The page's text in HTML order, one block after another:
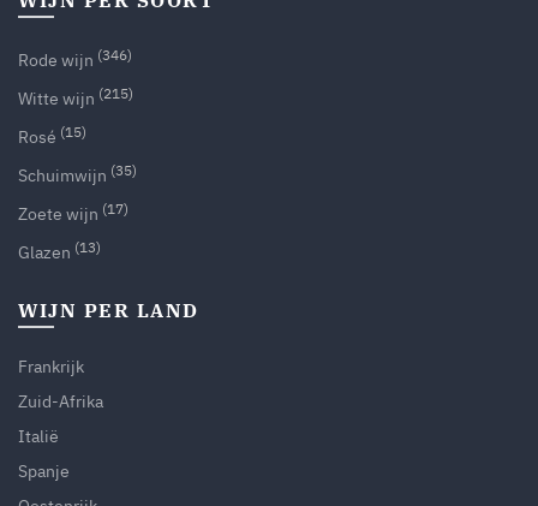
Rode wijn (346)
Witte wijn (215)
Rosé (15)
Schuimwijn (35)
Zoete wijn (17)
Glazen (13)
WIJN PER LAND
Frankrijk
Zuid-Afrika
Italië
Spanje